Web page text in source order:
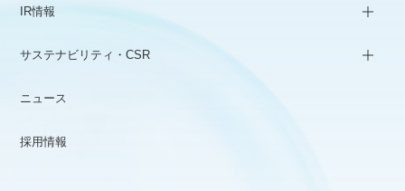
IR情報
サステナビリティ・CSR
ニュース
採用情報